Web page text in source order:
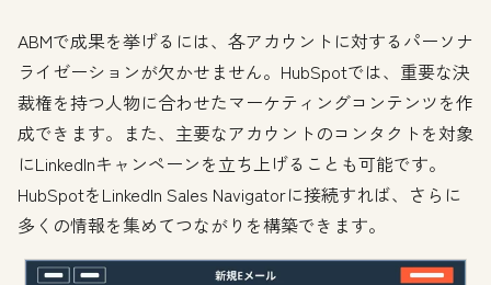
ABMで成果を挙げるには、各アカウントに対するパーソナ
ライゼーションが欠かせません。HubSpotでは、重要な決
裁権を持つ人物に合わせたマーケティングコンテンツを作
成できます。また、主要なアカウントのコンタクトを対象
にLinkedInキャンペーンを立ち上げることも可能です。
HubSpotをLinkedIn Sales Navigatorに接続すれば、さらに
多くの情報を集めてつながりを構築できます。